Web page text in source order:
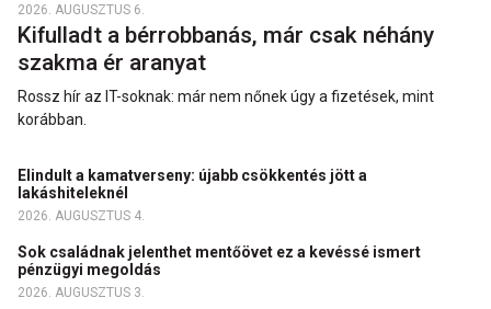
2026. AUGUSZTUS 6.
Kifulladt a bérrobbanás, már csak néhány
szakma ér aranyat
Rossz hír az IT-soknak: már nem nőnek úgy a fizetések, mint
korábban.
Elindult a kamatverseny: újabb csökkentés jött a
lakáshiteleknél
2026. AUGUSZTUS 4.
Sok családnak jelenthet mentőövet ez a kevéssé ismert
pénzügyi megoldás
2026. AUGUSZTUS 3.